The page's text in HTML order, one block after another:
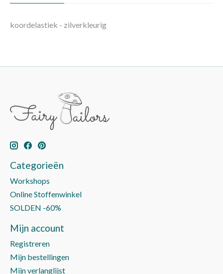
koordelastiek - zilverkleurig
Categorieën
Workshops
Online Stoffenwinkel
SOLDEN -60%
Mijn account
Registreren
Mijn bestellingen
Mijn verlanglijst